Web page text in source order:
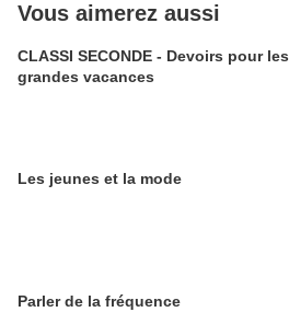
Vous aimerez aussi
CLASSI SECONDE - Devoirs pour les
grandes vacances
Les jeunes et la mode
Parler de la fréquence